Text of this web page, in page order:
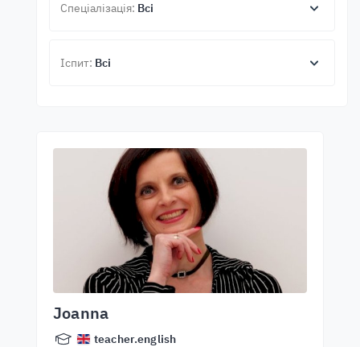
Спеціалізація: Всі
Іспит: Всі
Joanna
teacher.english